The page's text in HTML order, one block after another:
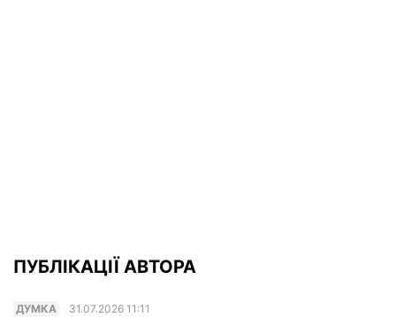
ПУБЛІКАЦІЇ АВТОРА
ДУМКА 31.07.2026 11:11